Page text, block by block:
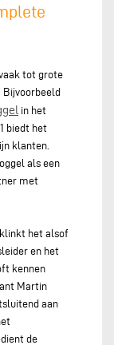
tot grote
Bijvoorbeeld
in het
biedt het
klanten.
als een
met
het alsof
en het
kennen
Martin
aan
de